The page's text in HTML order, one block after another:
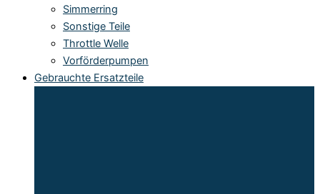
Simmerring
Sonstige Teile
Throttle Welle
Vorförderpumpen
Gebrauchte Ersatzteile